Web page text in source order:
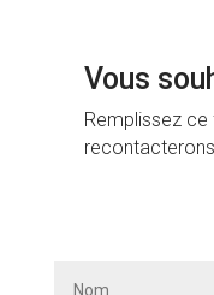
Vous
Remplissez